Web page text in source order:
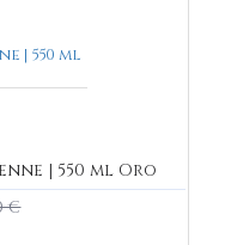
| 550 ml Oro
€